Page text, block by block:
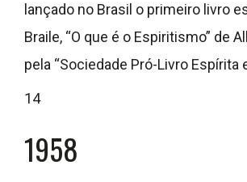
lançado no Brasil o primeiro livro
Braile, “O que é o Espiritismo” de
pela “Sociedade Pró-Livro Espírita
14
1958